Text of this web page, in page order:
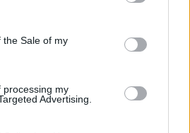
Google and its third-party tags to
purposes in below Google
the Sale of my
processing my
Advertising.
στη Σαντορίνη: Ο 15χρονος
από το τσουνάμι
χρονολογία της μεγάλης